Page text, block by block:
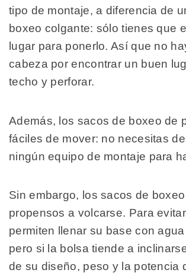
tipo de montaje, a diferencia de
boxeo colgante: sólo tienes que
lugar para ponerlo. Así que no
cabeza por encontrar un buen
techo y perforar.
Además, los sacos de boxeo de
fáciles de mover: no necesitas
ningún equipo de montaje para
Sin embargo, los sacos de
propensos a volcarse. Para
permiten llenar su base con
pero si la bolsa tiende a
de su diseño, peso y la potencia